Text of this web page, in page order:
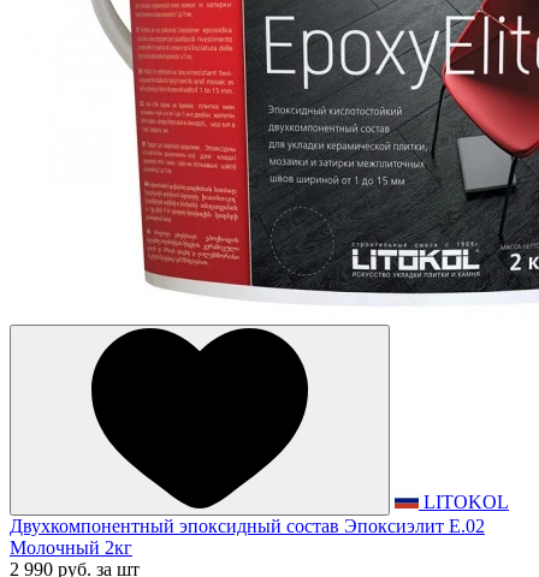
LITOKOL
Двухкомпонентный эпоксидный состав Эпоксиэлит E.02
Молочный 2кг
2 990 руб. за шт